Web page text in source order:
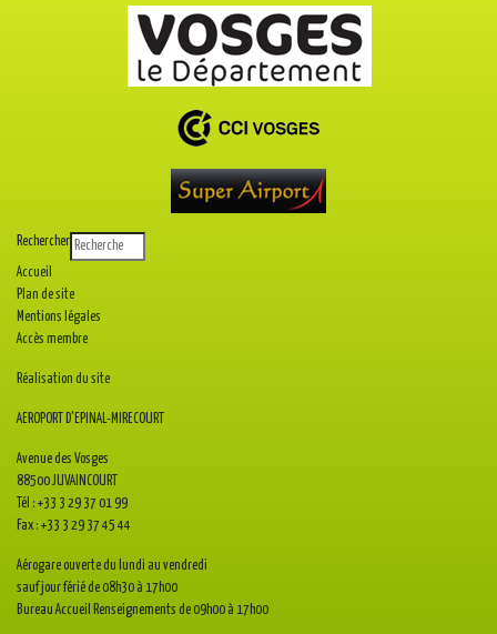
Rechercher
Accueil
Plan de site
Mentions légales
Accès membre
Réalisation du site
AEROPORT D'EPINAL-MIRECOURT
Avenue des Vosges
88500 JUVAINCOURT
Tél : +33 3 29 37 01 99
Fax : +33 3 29 37 45 44
Aérogare ouverte du lundi au vendredi
sauf jour férié de 08h30 à 17h00
Bureau Accueil Renseignements de 09h00 à 17h00